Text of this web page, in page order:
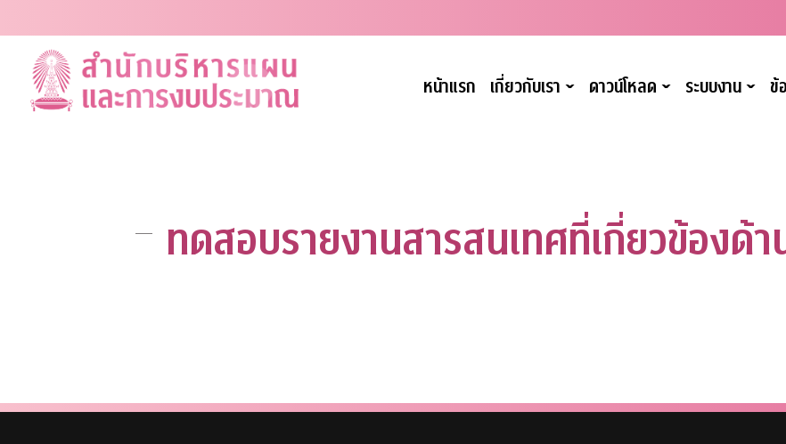
to
content
หน้าแรก เกี่ยวกับเรา ˇ ดาวน์โหลด ˇ ระบบงานˇ ข้
ทดสอบรายงานสารสนเทศที่เกี่ยวข้องด้